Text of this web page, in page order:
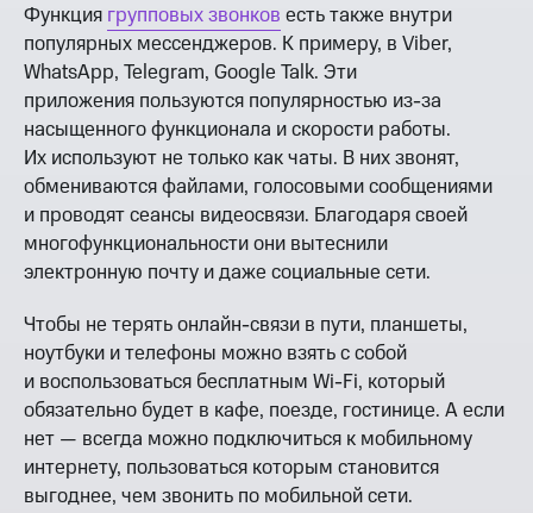
Функция групповых звонков есть также внутри
популярных мессенджеров. К примеру, в Viber,
WhatsApp, Telegram, Google Talk. Эти
приложения пользуются популярностью из-за
насыщенного функционала и скорости работы.
Их используют не только как чаты. В них звонят,
обмениваются файлами, голосовыми сообщениями
и проводят сеансы видеосвязи. Благодаря своей
многофункциональности они вытеснили
электронную почту и даже социальные сети.
Чтобы не терять онлайн-связи в пути, планшеты,
ноутбуки и телефоны можно взять с собой
и воспользоваться бесплатным Wi-Fi, который
обязательно будет в кафе, поезде, гостинице. А если
нет — всегда можно подключиться к мобильному
интернету, пользоваться которым становится
выгоднее, чем звонить по мобильной сети.